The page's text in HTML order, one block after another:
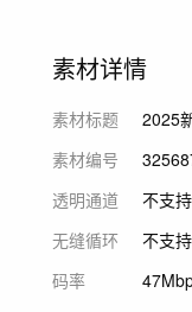
素材详情
素材标题
2025
素材编号
透明通道
不支持
无缝循环
不支持
码率